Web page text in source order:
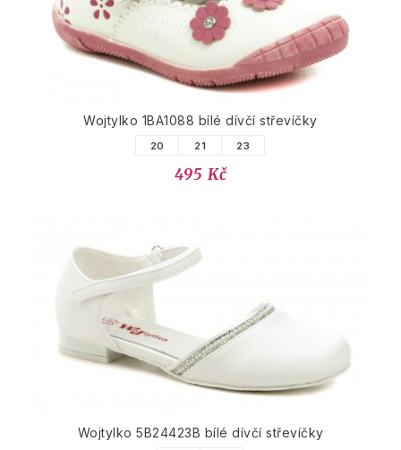
Wojtylko 1BA1088 bílé dívčí střevíčky
20 21 23
495 Kč
Wojtylko 5B24423B bílé dívčí střevíčky